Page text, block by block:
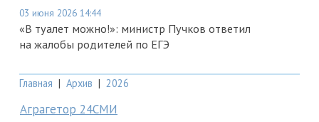
03 июня 2026 14:44
«В туалет можно!»: министр Пучков ответил
на жалобы родителей по ЕГЭ
Главная | Архив | 2026
Аграгетор 24СМИ